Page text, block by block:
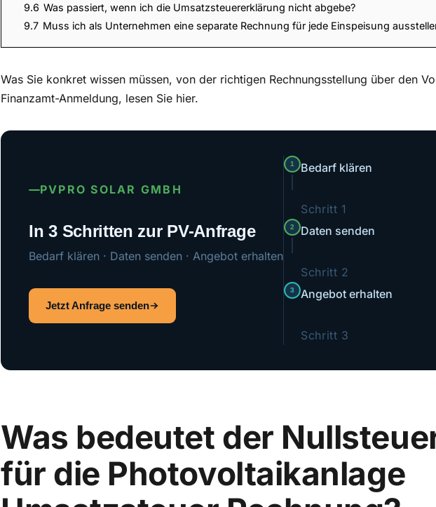
9.6 Was passiert, wenn ich die Umsatzsteuererklärung nicht abgebe?
9.7 Muss ich als Unternehmen eine separate Rechnung für jede Einspeisung
Was Sie konkret wissen müssen, von der richtigen Rechnungsstellung über den
Finanzamt-Anmeldung, lesen Sie hier.
PVPRO SOLAR GMBH
In 3 Schritten zur PV-Anfrage
Bedarf klären · Daten senden · Angebot erhalten
Jetzt Anfrage senden
1 Bedarf klären
Schritt 1
2 Daten senden
Schritt 2
3 Angebot erhalten
Schritt 3
Was bedeutet der
für die Photovoltaikanlage